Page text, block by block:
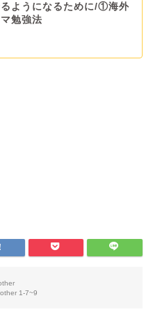
ようになるために/①海外
マ勉強法
1-7~9